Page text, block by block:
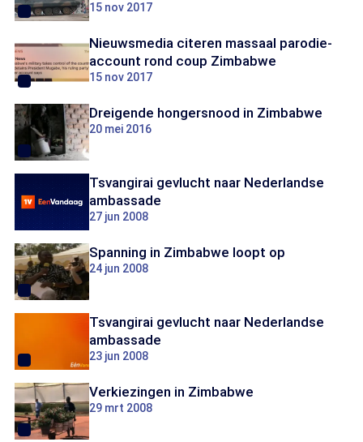
15 nov 2017
Nieuwsmedia citeren massaal parodie-
account rond coup Zimbabwe
15 nov 2017
Dreigende hongersnood in Zimbabwe
20 mei 2016
Tsvangirai gevlucht naar Nederlandse
ambassade
27 jun 2008
Spanning in Zimbabwe loopt op
24 jun 2008
Tsvangirai gevlucht naar Nederlandse
ambassade
23 jun 2008
Verkiezingen in Zimbabwe
29 mrt 2008